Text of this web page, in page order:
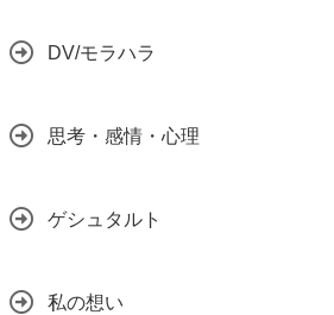
DV/モラハラ
思考・感情・心理
ゲシュタルト
私の想い